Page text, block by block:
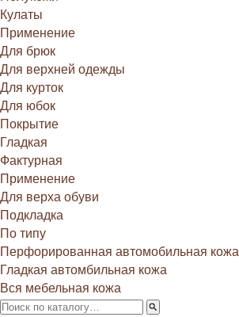
Кулаты
Применение
Для брюк
Для верхней одежды
Для курток
Для юбок
Покрытие
Гладкая
Фактурная
Применение
Для верха обуви
Подкладка
По типу
Перфорированная автомобильная кожа
Гладкая автомбильная кожа
Вся мебельная кожа